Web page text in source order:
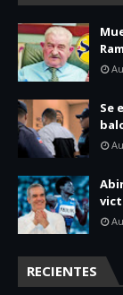
Se
RECIENTES